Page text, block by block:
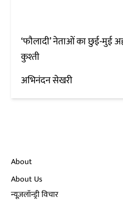
‘फौलादी’ नेताओं का छुई-मुई
कुश्ती
अभिनंदन सेखरी
About
About Us
न्यूज़लॉन्ड्री विचार